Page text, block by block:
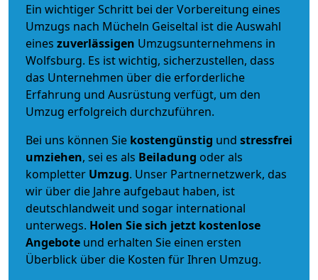
Ein wichtiger Schritt bei der Vorbereitung eines
Umzugs nach Mücheln Geiseltal ist die Auswahl
eines zuverlässigen Umzugsunternehmens in
Wolfsburg. Es ist wichtig, sicherzustellen, dass
das Unternehmen über die erforderliche
Erfahrung und Ausrüstung verfügt, um den
Umzug erfolgreich durchzuführen.
Bei uns können Sie kostengünstig und stressfrei
umziehen, sei es als Beiladung oder als
kompletter Umzug. Unser Partnernetzwerk, das
wir über die Jahre aufgebaut haben, ist
deutschlandweit und sogar international
unterwegs. Holen Sie sich jetzt kostenlose
Angebote und erhalten Sie einen ersten
Überblick über die Kosten für Ihren Umzug.